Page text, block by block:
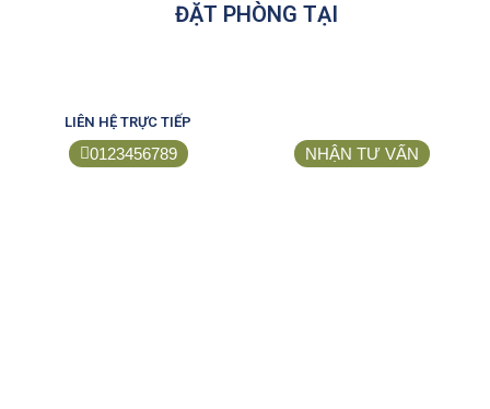
ĐẶT PHÒNG TẠI
LIÊN HỆ TRỰC TIẾP
0123456789 NHẬN TƯ VẤN